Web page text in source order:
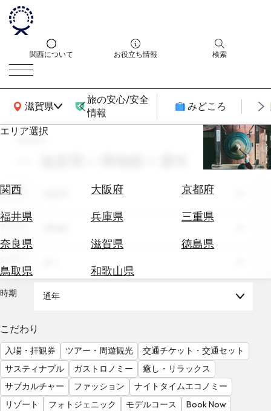
関西について お役立ち情報 検索
滋賀県
関西広域MAP
旅の安心/安全
情報
みどころ
エリア選択
関西 大阪府
京都府
福井県
兵庫県
三重県
奈良県
滋賀県
徳島県
鳥取県
和歌山県
エ
券
テ
を
調
べ
る
天
気
を
見
る
search
エリア
テーマ
時期 通年
こだわり
入場・拝観券 ツアー・周遊観光
交通チケット・交通セット
サスティナブル
ガストロノミー
癒し・リラックス
サブカルチャー
ファッション
ナイトタイムエコノミー
リゾート
フォトジェニック モデルコース Book Now